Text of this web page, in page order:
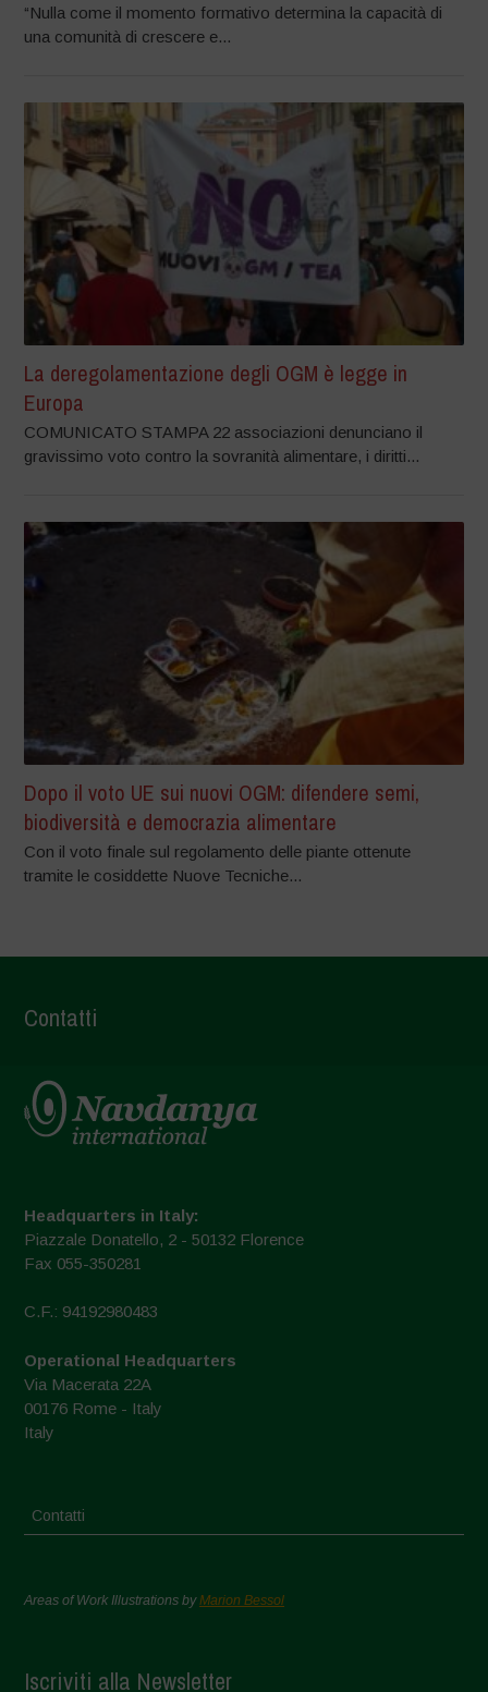
“Nulla come il momento formativo determina la capacità di
una comunità di crescere e...
La deregolamentazione degli OGM è legge in
Europa
COMUNICATO STAMPA 22 associazioni denunciano il
gravissimo voto contro la sovranità alimentare, i diritti...
Dopo il voto UE sui nuovi OGM: difendere semi,
biodiversità e democrazia alimentare
Con il voto finale sul regolamento delle piante ottenute
tramite le cosiddette Nuove Tecniche...
Contatti
Headquarters in Italy:
Piazzale Donatello, 2 - 50132 Florence
Fax 055-350281
C.F.: 94192980483
Operational Headquarters
Via Macerata 22A
00176 Rome - Italy
Italy
Contatti
Areas of Work Illustrations byMarion Bessol
Iscriviti alla Newsletter